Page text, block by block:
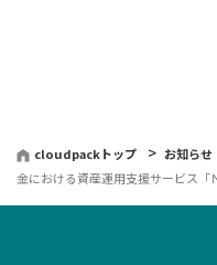
cloudpackトップ お知らせ
金における資産運用支援サービス